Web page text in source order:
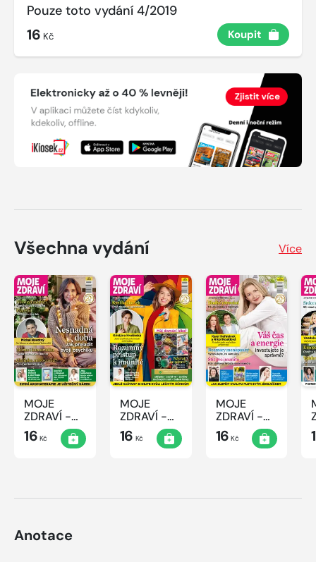
Pouze toto vydání 4/2019
16 Kč Koupit
Všechna vydání Více
MOJE
ZDRAVÍ -
12/2022
16 Kč
MOJE
ZDRAVÍ -
11/2022
16 Kč
MOJE
ZDRAVÍ -
10/2022
16 Kč
Anotace